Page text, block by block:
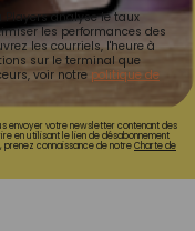
Players analyse le taux
les performances des
les courriels, l'heure à
sur le terminal que
voir notre politique de
envoyer votre newsletter contenant des
en utilisant le lien de désabonnement
prenez connaissance de notreCharte de